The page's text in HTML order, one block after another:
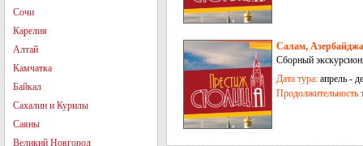
Сочи
Карелия
Алтай
Камчатка
Байкал
Сахалин и Курилы
Саяны
Великий Новгород
Салам,
Сборный
Дата тура: апрель -
Продолжительность